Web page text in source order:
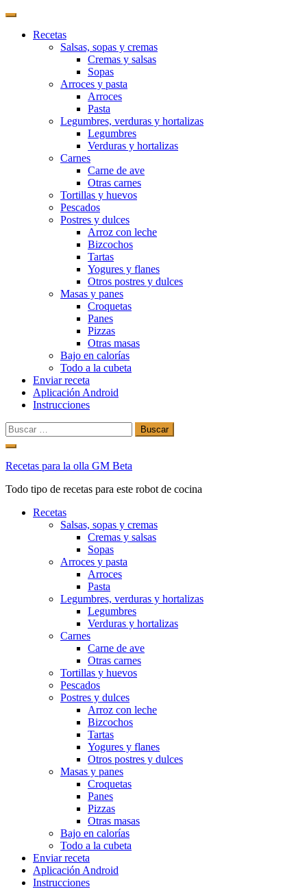
Recetas
Salsas, sopas y cremas
Cremas y salsas
Sopas
Arroces y pasta
Arroces
Pasta
Legumbres, verduras y hortalizas
Legumbres
Verduras y hortalizas
Carnes
Carne de ave
Otras carnes
Tortillas y huevos
Pescados
Postres y dulces
Arroz con leche
Bizcochos
Tartas
Yogures y flanes
Otros postres y dulces
Masas y panes
Croquetas
Panes
Pizzas
Otras masas
Bajo en calorías
Todo a la cubeta
Enviar receta
Aplicación Android
Instrucciones
Buscar:
Ir
contenido
Recetas para la olla GM Beta
Todo tipo de recetas para este robot de cocina
Recetas
Salsas, sopas y cremas
Cremas y salsas
Sopas
Arroces y pasta
Arroces
Pasta
Legumbres, verduras y hortalizas
Legumbres
Verduras y hortalizas
Carnes
Carne de ave
Otras carnes
Tortillas y huevos
Pescados
Postres y dulces
Arroz con leche
Bizcochos
Tartas
Yogures y flanes
Otros postres y dulces
Masas y panes
Croquetas
Panes
Pizzas
Otras masas
Bajo en calorías
Todo a la cubeta
Enviar receta
Aplicación Android
Instrucciones